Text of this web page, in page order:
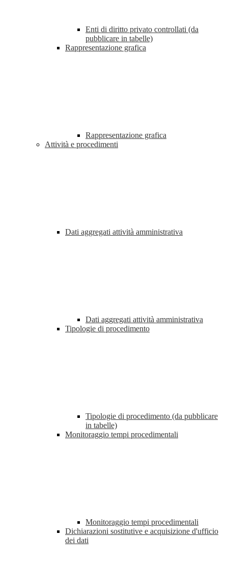
Enti di diritto privato controllati (da
pubblicare in tabelle)
Rappresentazione grafica
Rappresentazione grafica
Attività e procedimenti
Dati aggregati attività amministrativa
Dati aggregati attività amministrativa
Tipologie di procedimento
Tipologie di procedimento (da pubblicare
in tabelle)
Monitoraggio tempi procedimentali
Monitoraggio tempi procedimentali
Dichiarazioni sostitutive e acquisizione d'ufficio
dei dati